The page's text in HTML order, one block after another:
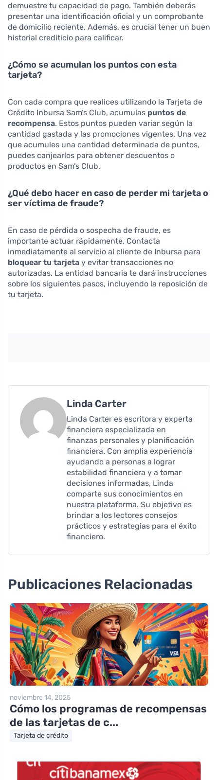
demuestre tu capacidad de pago. También deberás
presentar una identificación oficial y un comprobante
de domicilio reciente. Además, es crucial tener un buen
historial crediticio para calificar.
¿Cómo se acumulan los puntos con esta
tarjeta?
Con cada compra que realices utilizando la Tarjeta de
Crédito Inbursa Sam’s Club, acumulas puntos de
recompensa. Estos puntos pueden variar según la
cantidad gastada y las promociones vigentes. Una vez
que acumules una cantidad determinada de puntos,
puedes canjearlos para obtener descuentos o
productos en Sam’s Club.
¿Qué debo hacer en caso de perder mi tarjeta o
ser víctima de fraude?
En caso de pérdida o sospecha de fraude, es
importante actuar rápidamente. Contacta
inmediatamente al servicio al cliente de Inbursa para
bloquear tu tarjeta y evitar transacciones no
autorizadas. La entidad bancaria te dará instrucciones
sobre los siguientes pasos, incluyendo la reposición de
tu tarjeta.
Linda Carter
Linda Carter es escritora y experta
financiera especializada en
finanzas personales y planificación
financiera. Con amplia experiencia
ayudando a personas a lograr
estabilidad financiera y a tomar
decisiones informadas, Linda
comparte sus conocimientos en
nuestra plataforma. Su objetivo es
brindar a los lectores consejos
prácticos y estrategias para el éxito
financiero.
Publicaciones Relacionadas
noviembre 14, 2025
Cómo los programas de recompensas
de las tarjetas de c...
Tarjeta de crédito